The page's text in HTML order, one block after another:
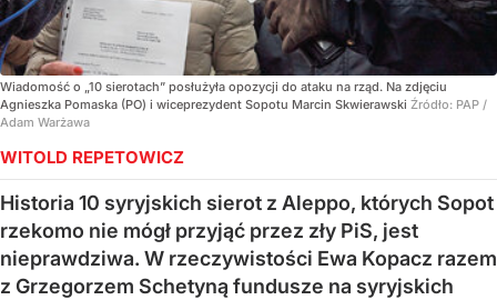
Wiadomość o „10 sierotach” posłużyła opozycji do ataku na rząd. Na zdjęciu
Agnieszka Pomaska (PO) i wiceprezydent Sopotu Marcin Skwierawski Źródło: PAP /
Adam Warżawa
WITOLD REPETOWICZ
Historia 10 syryjskich sierot z Aleppo, których Sopot
rzekomo nie mógł przyjąć przez zły PiS, jest
nieprawdziwa. W rzeczywistości Ewa Kopacz razem
z Grzegorzem Schetyną fundusze na syryjskich